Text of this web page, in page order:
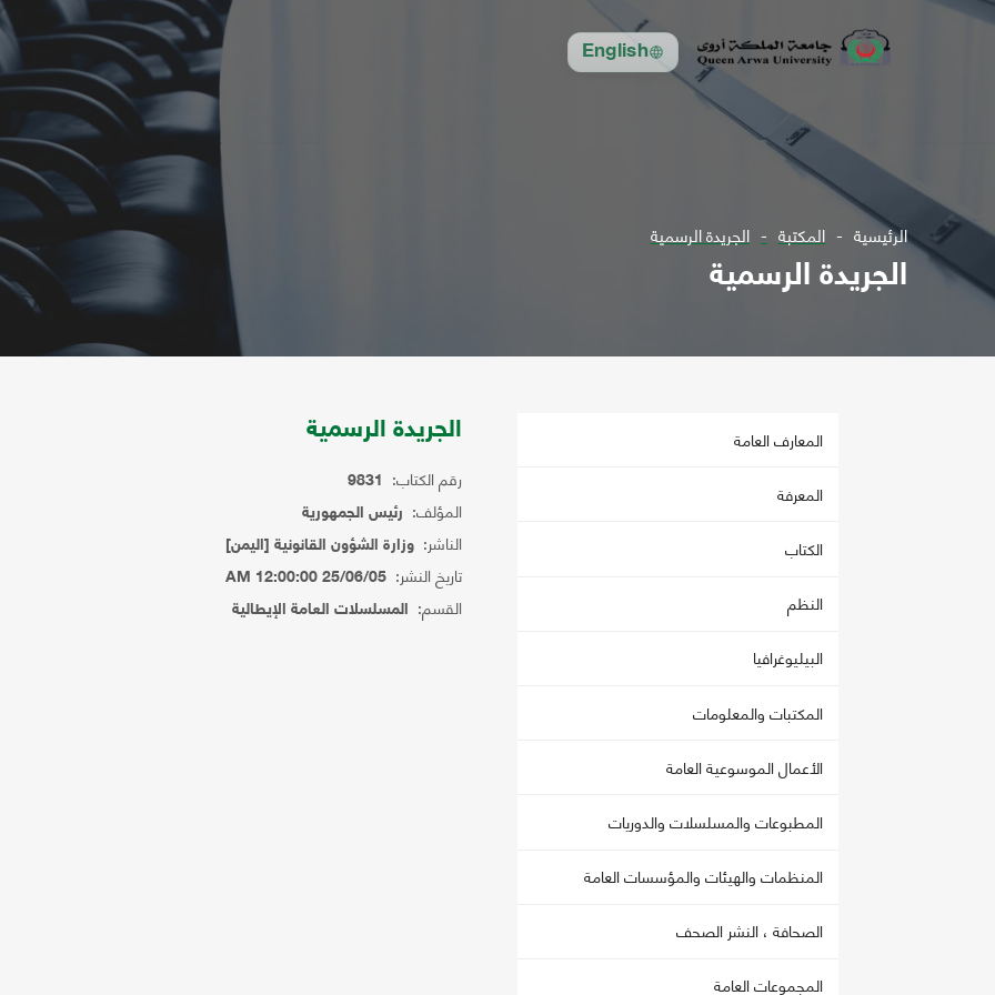
English
الرئيسية المكتبة الجريدة الرسمية
الجريدة الرسمية
المعارف العامة
المعرفة
الكتاب
النظم
البيليوغرافيا
المكتبات والمعلومات
الأعمال الموسوعية العامة
المطبوعات والمسلسلات والدوريات
المنظمات والهيئات والمؤسسات العامة
الصحافة ، النشر الصحف
المجموعات العامة
الجريدة الرسمية
رقم الكتاب: 9831
المؤلف: رئيس الجمهورية
الناشر: وزارة الشؤون القانونية [اليمن]
تاريخ النشر: 25/06/05 12:00:00 AM
القسم: المسلسلات العامة الإيطالية